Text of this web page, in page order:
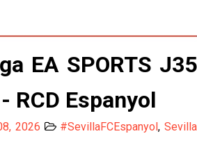
en el Sevilla FC
que el equipo sea una
el campo"
traspaso de Sow
EA SPORTS J35
RCD Espanyol
2026 #SevillaFCEspanyol,Sevilla